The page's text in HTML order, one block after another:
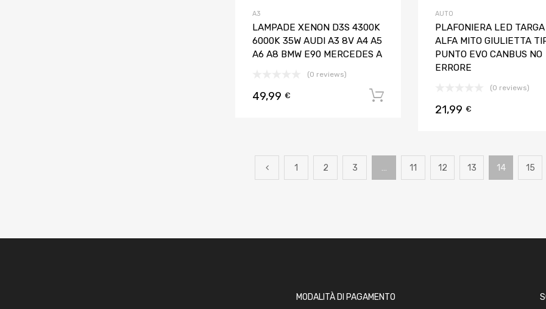
A3
LAMPADE XENON D3S 4300K
6000K 35W AUDI A3 8V A4 A5
A6 A8 BMW E90 MERCEDES A
(0 reviews)
49,99 €
AUTO
PLAFONIERA LED
ALFA MITO GIULIETTA
PUNTO EVO CANBUS NO
ERRORE
(0 reviews)
21,99 €
1 2 3 … 11 12 13 14 15
MODALITÀ DI PAGAMENTO